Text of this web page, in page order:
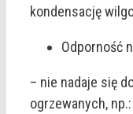
kondensację
Odporność
– nie nadaje się
ogrzewanych,